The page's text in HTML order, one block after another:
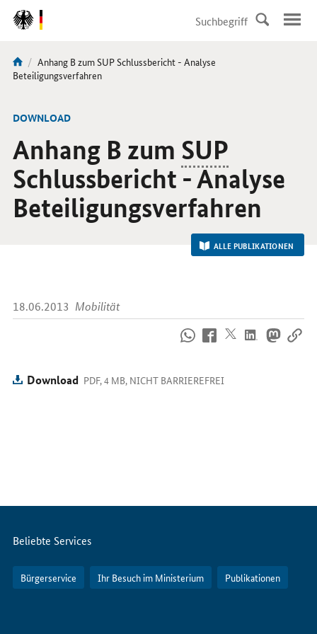
DirektZu:
Navigation
Sie
sind
Aktuelle
Seite:
Anhang B zum SUP Schlussbericht - Analyse
Beteiligungsverfahren
DOWNLOAD
Anhang B zum SUP
Schlussbericht - Analyse
Beteiligungsverfahren
ALLE PUBLIKATIONEN
18.06.2013 Mobilität
uns
im
Download PDF, 4 MB, NICHT BARRIEREFREI
Servicemenü
Beliebte Services
Bürgerservice Ihr Besuch im Ministerium Publikationen